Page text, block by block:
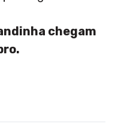
chegam